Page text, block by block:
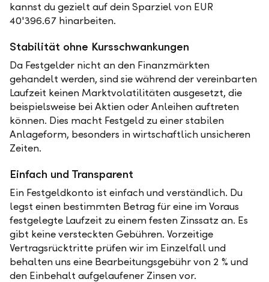
kannst du gezielt auf dein Sparziel von EUR
40'396.67 hinarbeiten.
Stabilität ohne Kursschwankungen
Da Festgelder nicht an den Finanzmärkten
gehandelt werden, sind sie während der vereinbarten
Laufzeit keinen Marktvolatilitäten ausgesetzt, die
beispielsweise bei Aktien oder Anleihen auftreten
können. Dies macht Festgeld zu einer stabilen
Anlageform, besonders in wirtschaftlich unsicheren
Zeiten.
Einfach und Transparent
Ein Festgeldkonto ist einfach und verständlich. Du
legst einen bestimmten Betrag für eine im Voraus
festgelegte Laufzeit zu einem festen Zinssatz an. Es
gibt keine versteckten Gebühren. Vorzeitige
Vertragsrücktritte prüfen wir im Einzelfall und
behalten uns eine Bearbeitungsgebühr von 2 % und
den Einbehalt aufgelaufener Zinsen vor.